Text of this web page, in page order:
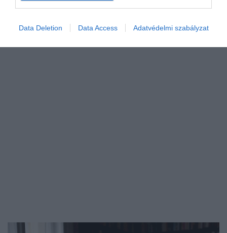
Data Deletion Data Access Adatvédelmi szabályzat
Krasznahorkaitól…